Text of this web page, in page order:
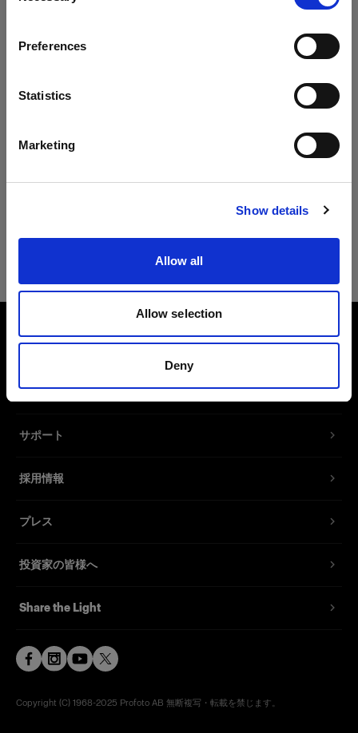
Preferences
Statistics
Marketing
Show details
Allow all
Allow selection
Deny
Austria
サイトにアクセス
なお、デモ機の再生品は数に限りがございます。
が、後日再度ご確認いただきますようお願いいた
ちら
会社概要
お問い合わせ
サポート
採用情報
プレス
投資家の皆様へ
Share the Light
Copyright (C) 1968-2025 Profoto AB 無断複写・転載を禁じます。